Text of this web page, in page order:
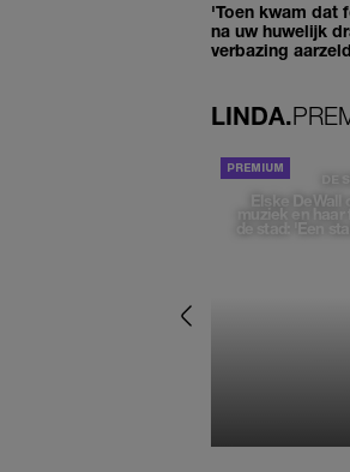
'Toen kwam dat
na uw huwelijk
verbazing
LINDA.
DE
Elske DeWall
muziek en
de stad: 'Een